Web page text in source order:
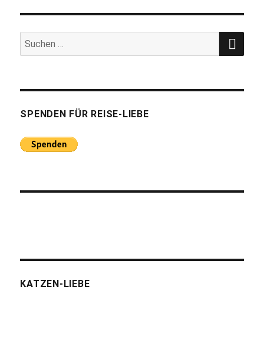
Suchen
nach:
SPENDEN FÜR REISE-LIEBE
KATZEN-LIEBE